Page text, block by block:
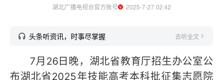
湖北广播电视台官方账号
  2025-7-27 02:42
头条听资讯，时事尽掌握 去听全文
7月26日晚，湖北省教育厅招生办公室公
布湖北省2025年技能高考本科批征集志愿院